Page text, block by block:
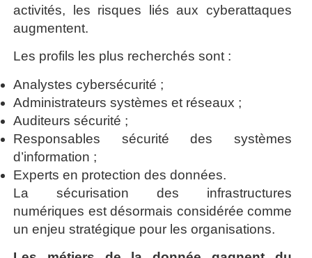
activités, les risques liés aux cyberattaques
augmentent.
Les profils les plus recherchés sont :
Analystes cybersécurité ;
Administrateurs systèmes et réseaux ;
Auditeurs sécurité ;
Responsables sécurité des systèmes
d’information ;
Experts en protection des données.
La sécurisation des infrastructures
numériques est désormais considérée comme
un enjeu stratégique pour les organisations.